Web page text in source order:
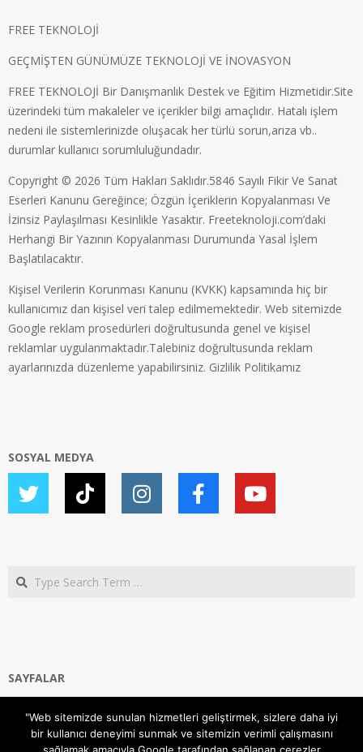
FREE TEKNOLOJİ
GEÇMİŞTEN GÜNÜMÜZE TEKNOLOJİ VE İNOVASYON
FREE TEKNOLOJİ Bir Danışmanlık Destek ve Eğitim Hizmetidir.Site
üzerindeki tüm makaleler ve içerikler bilgi amaçlıdır. Hatalı işlem
nedeni ile sistemlerinizde oluşacak her türlü sorun,arıza vb..
durumlar kullanıcı sorumluluğundadır.
Copyright © 2026 Tüm Hakları Saklıdır.5846 Sayılı Fikir Ve Sanat
Eserleri Kanunu Gereğince; Özgün İçeriklerin Kopyalanması Ve
İzinsiz Paylaşılması Kesinlikle Yasaktır. Freeteknoloji.com’daki
Herhangi Bir Yazının Kopyalanması Durumunda Yasal İşlem
Başlatılacaktır.
Kişisel Verilerin Korunması Kanunu (KVKK) kapsamında hiç bir
kullanıcımız dan kişisel veri talep edilmemektedir. Web sitemizde
Google reklam prosedürleri doğrultusunda genel ve kişisel
reklamlar uygulanmaktadır.Talebiniz doğrultusunda reklam
ayarlarınızda düzenleme yapabilirsiniz. Gizlilik Politikamız
SOSYAL MEDYA
Search
SAYFALAR
Gizlilik ve Çerezler (Cookies) Politikası
Hakkımızda
"Web sitemizde sunulan hizmetleri geliştirmek, sizlere daha iyi
bir kullanıcı deneyimi sunmak ve sitemizin verimli çalışmasını